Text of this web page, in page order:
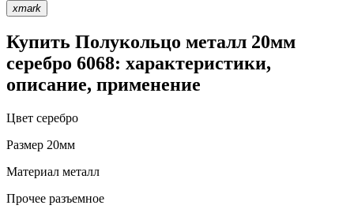
xmark
Купить Полукольцо металл 20мм
серебро 6068: характеристики,
описание, применение
Цвет серебро
Размер 20мм
Материал металл
Прочее разъемное